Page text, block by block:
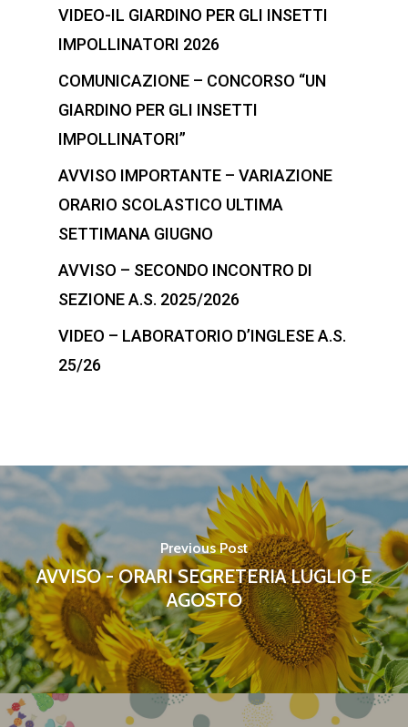
VIDEO-IL GIARDINO PER GLI INSETTI
IMPOLLINATORI 2026
COMUNICAZIONE – CONCORSO “UN
GIARDINO PER GLI INSETTI
IMPOLLINATORI”
AVVISO IMPORTANTE – VARIAZIONE
ORARIO SCOLASTICO ULTIMA
SETTIMANA GIUGNO
AVVISO – SECONDO INCONTRO DI
SEZIONE A.S. 2025/2026
VIDEO – LABORATORIO D’INGLESE A.S.
25/26
Previous Post
AVVISO - ORARI SEGRETERIA LUGLIO E
AGOSTO